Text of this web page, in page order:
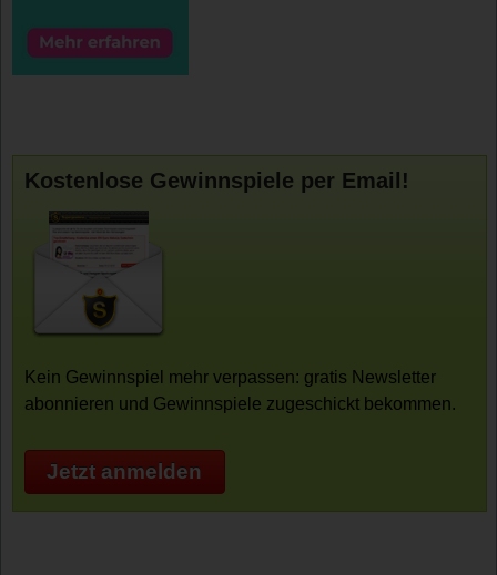
Kostenlose Gewinnspiele per Email!
Kein Gewinnspiel mehr verpassen: gratis Newsletter
abonnieren und Gewinnspiele zugeschickt bekommen.
Jetzt anmelden